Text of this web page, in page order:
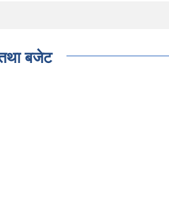
बजेट